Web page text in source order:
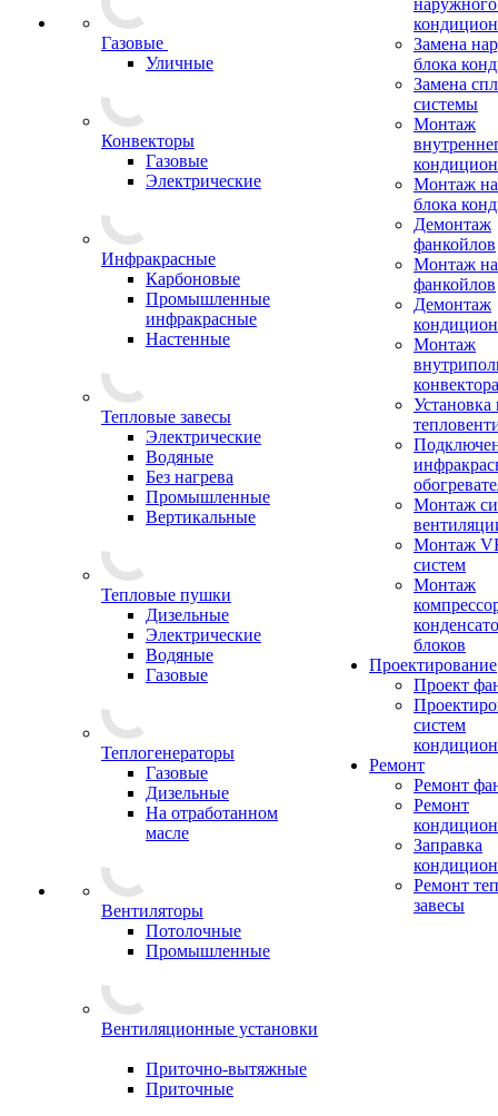
Газовые
Уличные
Конвекторы
Газовые
Электрические
Инфракрасные
Карбоновые
Промышленные
инфракрасные
Настенные
Тепловые завесы
Электрические
Водяные
Без нагрева
Промышленные
Вертикальные
Тепловые пушки
Дизельные
Электрические
Водяные
Газовые
Теплогенераторы
Газовые
Дизельные
На отработанном
масле
Вентиляторы
Потолочные
Промышленные
Вентиляционные установки
Приточно-вытяжные
Приточные
Замена
блока
Замена
системы
Монтаж
Монтаж
блока
Демонтаж
фанкойлов
Монтаж
фанкойлов
Демонтаж
Монтаж
конвектора
Установка
Монтаж
Монтаж
систем
Монтаж
блоков
Проектирование
Проект
систем
Ремонт
Ремонт
Ремонт
Заправка
Ремонт
завесы